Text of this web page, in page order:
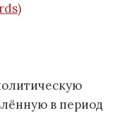
в период